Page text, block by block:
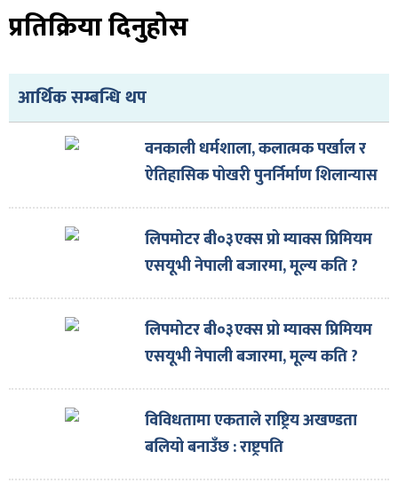
प्रतिक्रिया दिनुहोस
आर्थिक सम्बन्धि थप
वनकाली धर्मशाला, कलात्मक पर्खाल र
ऐतिहासिक पोखरी पुनर्निर्माण शिलान्यास
लिपमोटर बी०३एक्स प्रो म्याक्स प्रिमियम
एसयूभी नेपाली बजारमा, मूल्य कति ?
लिपमोटर बी०३एक्स प्रो म्याक्स प्रिमियम
एसयूभी नेपाली बजारमा, मूल्य कति ?
विविधतामा एकताले राष्ट्रिय अखण्डता
बलियो बनाउँछ : राष्ट्रपति